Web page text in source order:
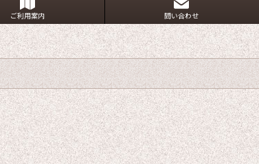
ご利用案内 問い合わせ